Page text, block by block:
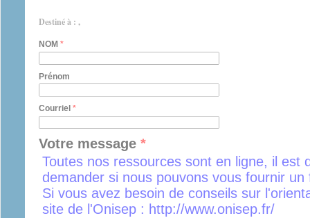
Destiné à : ,
NOM *
Prénom
Courriel *
Votre message *
Toutes nos ressources sont en ligne, il est
demander si nous pouvons vous fournir
Si vous avez besoin de conseils sur
site de l'Onisep : http://www.onisep.fr/